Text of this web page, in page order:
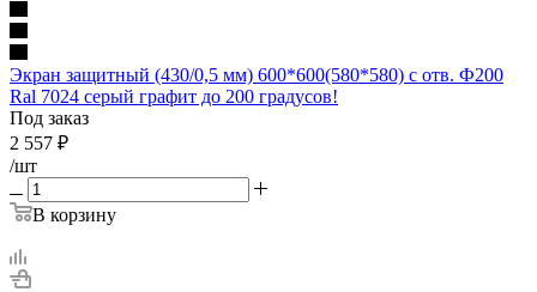
Экран защитный (430/0,5 мм) 600*600(580*580) с отв. Ф200
Ral 7024 серый графит до 200 градусов!
Под заказ
2 557 ₽
/шт
В корзину